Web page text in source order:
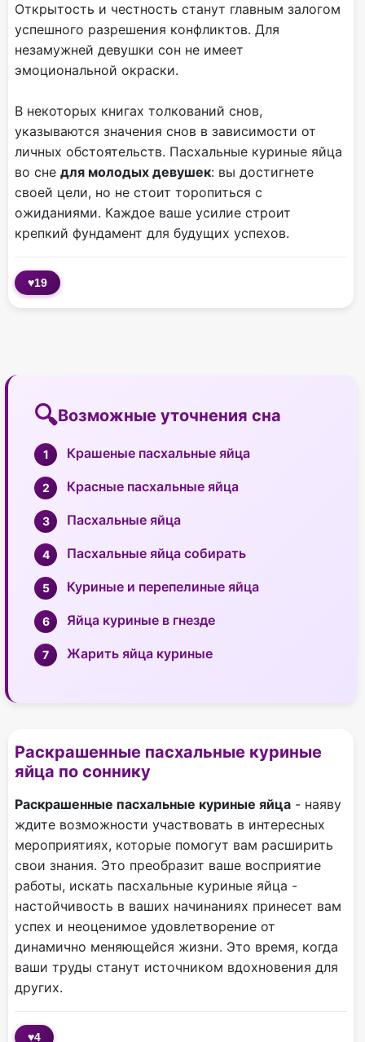
Открытость и честность станут главным залогом
успешного разрешения конфликтов. Для
незамужней девушки сон не имеет
эмоциональной окраски.
В некоторых книгах толкований снов,
указываются значения снов в зависимости от
личных обстоятельств. Пасхальные куриные яйца
во сне для молодых девушек: вы достигнете
своей цели, но не стоит торопиться с
ожиданиями. Каждое ваше усилие строит
крепкий фундамент для будущих успехов.
♥19
Возможные уточнения сна
Крашеные пасхальные яйца
Красные пасхальные яйца
Пасхальные яйца
Пасхальные яйца собирать
Куриные и перепелиные яйца
Яйца куриные в гнезде
Жарить яйца куриные
Раскрашенные пасхальные куриные
яйца по соннику
Раскрашенные пасхальные куриные яйца - наяву
ждите возможности участвовать в интересных
мероприятиях, которые помогут вам расширить
свои знания. Это преобразит ваше восприятие
работы, искать пасхальные куриные яйца -
настойчивость в ваших начинаниях принесет вам
успех и неоценимое удовлетворение от
динамично меняющейся жизни. Это время, когда
ваши труды станут источником вдохновения для
других.
♥4